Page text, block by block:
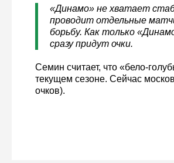
«Динамо» не хватает
проводит отдельные
борьбу. Как только
сразу придут очки.
Семин считает, что «бело-
текущем сезоне. Сейчас
очков).